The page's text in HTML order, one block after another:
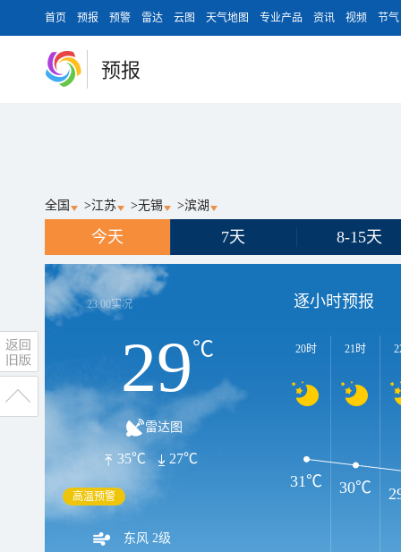
首页 预报 预警 雷达 云图 天气地图 专业产品 资讯 视频 节气
预报
全国 >江苏 >无锡 >滨湖
今天 7天 8-15天
23:00实况
29℃
雷达图
35℃ 27℃
高温预警
东风 2级
逐小时预报
20时 21时
31℃ 30℃